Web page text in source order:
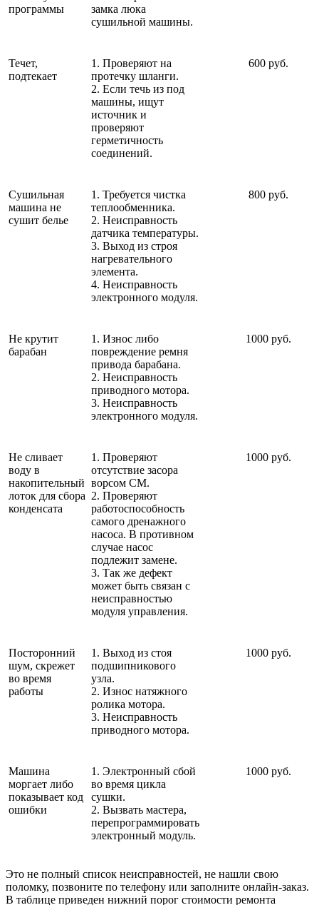
программы
замка люка
сушильной машины.
Течет,
подтекает
1. Проверяют на
протечку шланги.
2. Если течь из под
машины, ищут
источник и
проверяют
герметичность
соединений.
600 руб.
Сушильная
машина не
сушит белье
1. Требуется чистка
теплообменника.
2. Неисправность
датчика температуры.
3. Выход из строя
нагревательного
элемента.
4. Неисправность
электронного модуля.
800 руб.
Не крутит
барабан
1. Износ либо
повреждение ремня
привода барабана.
2. Неисправность
приводного мотора.
3. Неисправность
электронного модуля.
1000 руб.
Не сливает
воду в
накопительный
лоток для сбора
конденсата
1. Проверяют
отсутствие засора
ворсом СМ.
2. Проверяют
работоспособность
самого дренажного
насоса. В противном
случае насос
подлежит замене.
3. Так же дефект
может быть связан с
неисправностью
модуля управления.
1000 руб.
Посторонний
шум, скрежет
во время
работы
1. Выход из стоя
подшипникового
узла.
2. Износ натяжного
ролика мотора.
3. Неисправность
приводного мотора.
1000 руб.
Машина
моргает либо
показывает код
ошибки
1. Электронный сбой
во время цикла
сушки.
2. Вызвать мастера,
перепрограммировать
электронный модуль.
1000 руб.
Это не полный список неисправностей, не нашли свою
поломку, позвоните по телефону или заполните онлайн-заказ.
В таблице приведен нижний порог стоимости ремонта